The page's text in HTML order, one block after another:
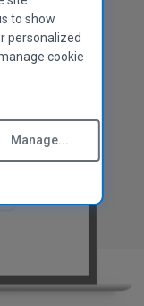
to show
personalized
cookie
Manage...